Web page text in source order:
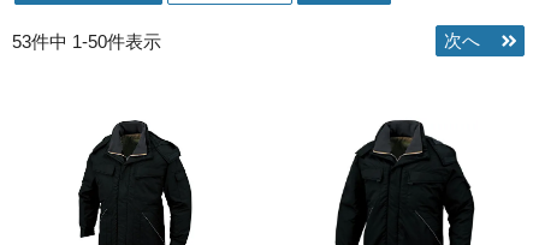
53件中 1-50件表示